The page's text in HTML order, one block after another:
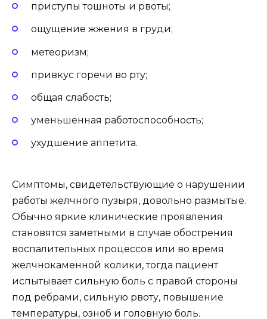
приступы тошноты и рвоты;
ощущение жжения в груди;
метеоризм;
привкус горечи во рту;
общая слабость;
уменьшенная работоспособность;
ухудшение аппетита.
Симптомы, свидетельствующие о нарушении
работы желчного пузыря, довольно размытые.
Обычно яркие клинические проявления
становятся заметными в случае обострения
воспалительных процессов или во время
желчнокаменной колики, тогда пациент
испытывает сильную боль с правой стороны
под ребрами, сильную рвоту, повышение
температуры, озноб и головную боль.